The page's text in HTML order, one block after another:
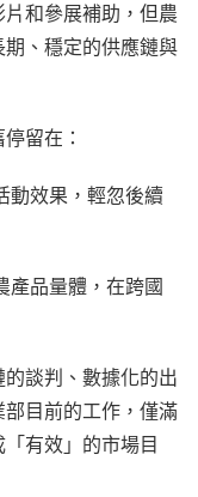
和參展補助，但農
、穩定的供應鏈與
留在：
動效果，輕忽後續
產品量體，在跨國
談判、數據化的出
目前的工作，僅滿
有效」的市場目